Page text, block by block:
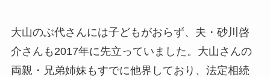
大山のぶ代さんには子どもがおらず、夫・砂川啓
介さんも2017年に先立っていました。大山さんの
両親・兄弟姉妹もすでに他界しており、法定相続